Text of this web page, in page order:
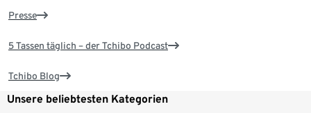
Presse
5 Tassen täglich – der Tchibo Podcast
Tchibo Blog
Unsere beliebtesten Kategorien